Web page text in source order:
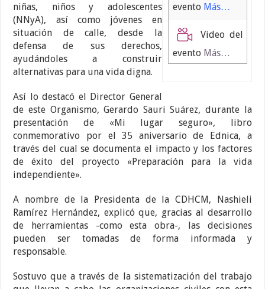
evento Más…
Video del
evento Más…
niñas, niños y adolescentes
(NNyA), así como jóvenes en
situación de calle, desde la
defensa de sus derechos,
ayudándoles a construir
alternativas para una vida digna.
Así lo destacó el Director General
de este Organismo, Gerardo Sauri Suárez, durante la
presentación de «Mi lugar seguro»,
libro
conmemorativo por el 35 aniversario de Ednica, a
través del cual se documenta el impacto y los factores
de éxito del proyecto «Preparación para la vida
independiente».
A nombre de la Presidenta de la CDHCM, Nashieli
Ramírez Hernández, explicó que, gracias al desarrollo
de herramientas -como esta obra-, las decisiones
pueden ser tomadas de forma informada y
responsable.
Sostuvo que a través de la sistematización del trabajo